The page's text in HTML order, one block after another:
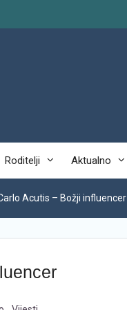
Roditelji Aktualno
Acutis – Božji influencer